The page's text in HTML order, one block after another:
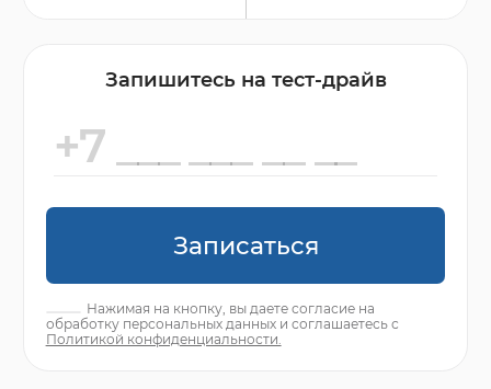
Запишитесь на тест-драйв
Записаться
Нажимая на кнопку, вы даете согласие на
обработку персональных данных и соглашаетесь с
Политикой конфиденциальности.